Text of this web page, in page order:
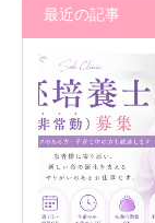
最近の記事